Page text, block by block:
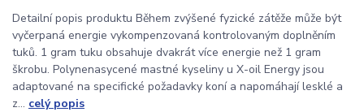
Detailní popis produktu Během zvýšené fyzické zátěže může být
vyčerpaná energie vykompenzovaná kontrolovaným doplněním
tuků. 1 gram tuku obsahuje dvakrát více energie než 1 gram
škrobu. Polynenasycené mastné kyseliny u X-oil Energy jsou
adaptované na specifické požadavky koní a napomáhají lesklé a
z... celý popis